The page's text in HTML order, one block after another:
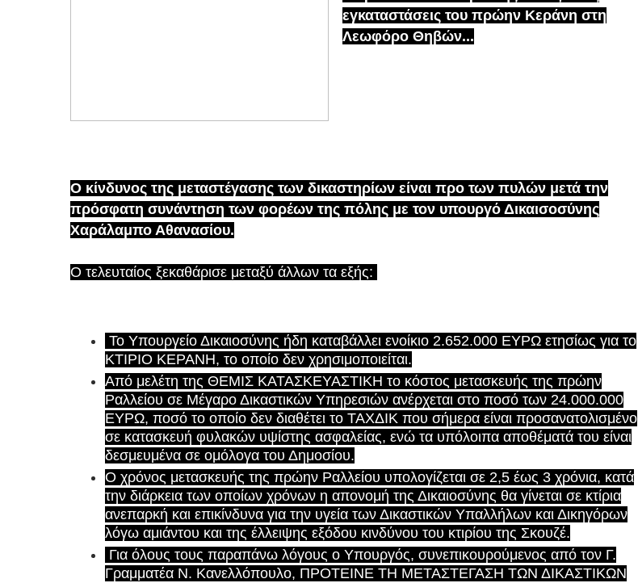
εγκαταστάσεις του πρώην Κεράνη στη
Λεωφόρο Θηβών...
Ο κίνδυνος της μεταστέγασης των δικαστηρίων είναι προ των πυλών μετά την
πρόσφατη συνάντηση των φορέων της πόλης με τον υπουργό Δικαισοσύνης
Χαράλαμπο Αθανασίου.
Ο τελευταίος ξεκαθάρισε μεταξύ άλλων τα εξής:
Το Υπουργείο Δικαιοσύνης ήδη καταβάλλει ενοίκιο 2.652.000 ΕΥΡΩ ετησίως για το
ΚΤΙΡΙΟ ΚΕΡΑΝΗ, το οποίο δεν χρησιμοποιείται.
Από μελέτη της ΘΕΜΙΣ ΚΑΤΑΣΚΕΥΑΣΤΙΚΗ το κόστος μετασκευής της πρώην
Ραλλείου σε Μέγαρο Δικαστικών Υπηρεσιών ανέρχεται στο ποσό των 24.000.000
ΕΥΡΩ, ποσό το οποίο δεν διαθέτει το ΤΑΧΔΙΚ που σήμερα είναι προσανατολισμένο
σε κατασκευή φυλακών υψίστης ασφαλείας, ενώ τα υπόλοιπα αποθέματά του είναι
δεσμευμένα σε ομόλογα του Δημοσίου.
Ο χρόνος μετασκευής της πρώην Ραλλείου υπολογίζεται σε 2,5 έως 3 χρόνια, κατά
την διάρκεια των οποίων χρόνων η απονομή της Δικαιοσύνης θα γίνεται σε κτίρια
ανεπαρκή και επικίνδυνα για την υγεία των Δικαστικών Υπαλλήλων και Δικηγόρων
λόγω αμιάντου και της έλλειψης εξόδου κινδύνου του κτιρίου της Σκουζέ.
Για όλους τους παραπάνω λόγους ο Υπουργός, συνεπικουρούμενος από τον Γ.
Γραμματέα Ν. Κανελλόπουλο, ΠΡΟΤΕΙΝΕ ΤΗ ΜΕΤΑΣΤΕΓΑΣΗ ΤΩΝ ΔΙΚΑΣΤΙΚΩΝ